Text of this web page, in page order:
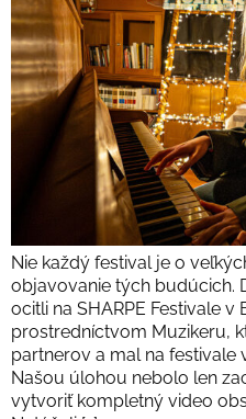
Nie každý festival je o
objavovanie tých budúcich.
ocitli na SHARPE Festivale
prostredníctvom Muzikeru,
partnerov a mal na
Našou úlohou nebolo len
vytvoriť kompletný video